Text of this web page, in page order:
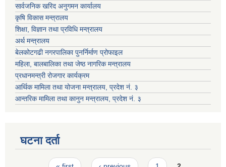
सार्वजनिक खरिद अनुगमन कार्यालय
कृषि विकास मन्त्रालय
शिक्षा, विज्ञान तथा प्रविधि मन्त्रालय
अर्थ मन्त्रालय
बेलकोटगढी नगरपालिका पुनर्निर्माण प्रोफाइल
महिला, बालबालिका तथा जेष्ठ नागरिक मन्त्रालय
प्रधानमन्त्री रोजगार कार्यक्रम
आर्थिक मामिला तथा योजना मन्त्रालय, प्रदेश नं. ३
आन्तरिक मामिला तथा कानुन मन्त्रालय, प्रदेश नं. ३
घटना दर्ता